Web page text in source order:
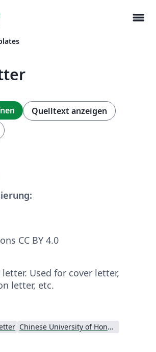
menu
Quelltext anzeigen
CC BY 4.0
Used for cover letter,
letter, etc.
Chinese University of Hong Kong